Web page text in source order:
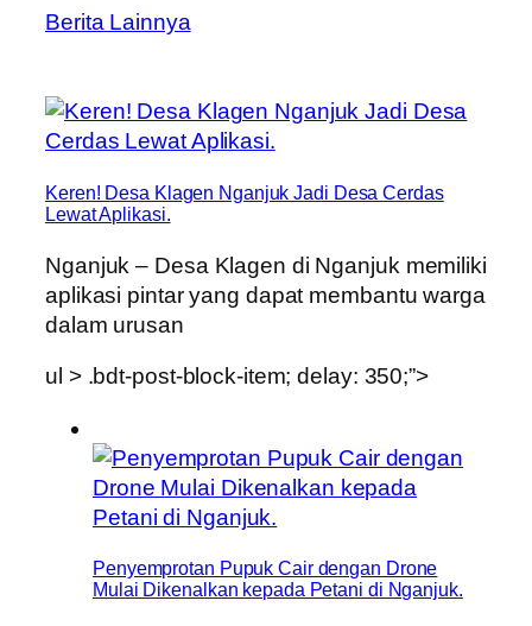
Berita Lainnya
Keren! Desa Klagen Nganjuk Jadi Desa Cerdas
Lewat Aplikasi.
Nganjuk – Desa Klagen di Nganjuk memiliki
aplikasi pintar yang dapat membantu warga
dalam urusan
ul > .bdt-post-block-item; delay: 350;”>
Penyemprotan Pupuk Cair dengan Drone
Mulai Dikenalkan kepada Petani di Nganjuk.